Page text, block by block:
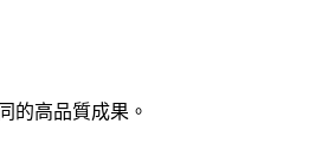
的高品質成果。